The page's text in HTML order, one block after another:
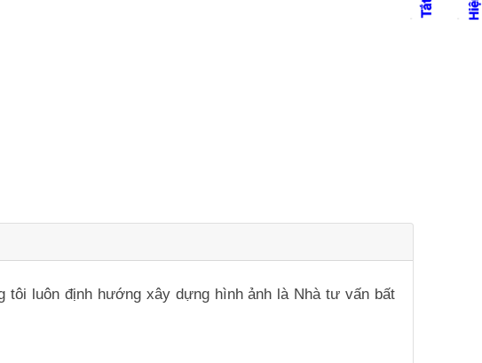
luôn định hướng xây dựng hình ảnh là Nhà tư vấn bất